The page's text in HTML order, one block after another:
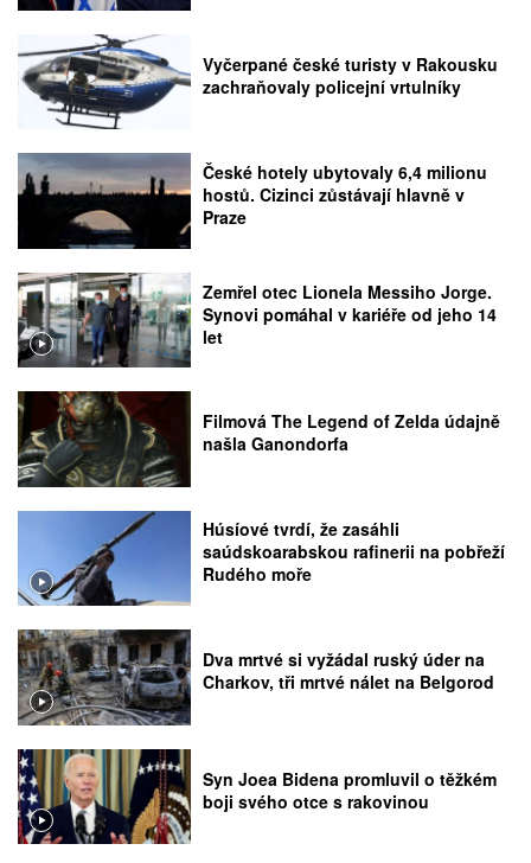
Vyčerpané české turisty v Rakousku
zachraňovaly policejní vrtulníky
České hotely ubytovaly 6,4 milionu
hostů. Cizinci zůstávají hlavně v
Praze
Zemřel otec Lionela Messiho Jorge.
Synovi pomáhal v kariéře od jeho 14
let
Filmová The Legend of Zelda údajně
našla Ganondorfa
Húsíové tvrdí, že zasáhli
saúdskoarabskou rafinerii na pobřeží
Rudého moře
Dva mrtvé si vyžádal ruský úder na
Charkov, tři mrtvé nálet na Belgorod
Syn Joea Bidena promluvil o těžkém
boji svého otce s rakovinou